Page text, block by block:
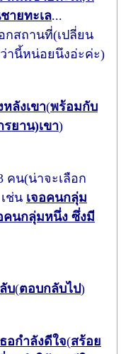
ายทะเล...
กสถานที่(เปลี่ยน
านี้หน่อยนึงอ่ะค่ะ)
ลังเขา(พร้อมกับ
ยาน)เขา)
คน(น่าจะเลือก
ช่น เจอคนกลุ่ม
คนกลุ่มหนึ่ง ซึ่งมี
บ(ตอบกลับไป)
อกำลังดีใจ(สร้อย